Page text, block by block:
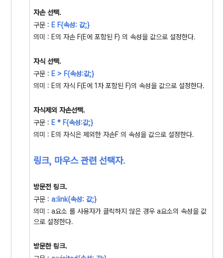
자손 선택.
구문 : E F{속성: 값;}
의미 : E의 자손 F(E에 포함된 F) 의 속성을 값으로 설정한다.
자식 선택.
구문 : E > F{속성:값;}
의미 : E의 자식 F(E에 1차 포함된 F)의 속성을 값으로 설정한다.
자식제외 자손선택.
구문 : E * F{속성:값;}
의미 : E의 자식은 제외한 자손F 의 속성을 값으로 설정한다.
링크, 마우스 관련 선택자.
방문전 링크.
구문 : a:link{속성: 값;}
의미 : a요소 를 사용자가 클릭하지 않은 경우 a요소의 속성을 값
으로 설정한다.
방문한 링크.